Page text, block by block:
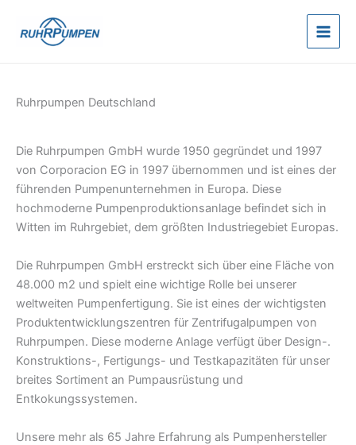
Inhalt
springen
Ruhrpumpen Deutschland
Die Ruhrpumpen GmbH wurde 1950 gegründet und 1997
von Corporacion EG in 1997 übernommen und ist eines der
führenden Pumpenunternehmen in Europa. Diese
hochmoderne Pumpenproduktionsanlage befindet sich in
Witten im Ruhrgebiet, dem größten Industriegebiet Europas.
Die Ruhrpumpen GmbH erstreckt sich über eine Fläche von
48.000 m2 und spielt eine wichtige Rolle bei unserer
weltweiten Pumpenfertigung. Sie ist eines der wichtigsten
Produktentwicklungszentren für Zentrifugalpumpen von
Ruhrpumpen. Diese moderne Anlage verfügt über Design-.
Konstruktions-, Fertigungs- und Testkapazitäten für unser
breites Sortiment an Pumpausrüstung und
Entkokungssystemen.
Unsere mehr als 65 Jahre Erfahrung als Pumpenhersteller